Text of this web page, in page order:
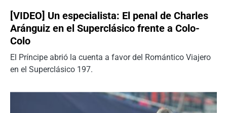
[VIDEO] Un especialista: El penal de Charles
Aránguiz en el Superclásico frente a Colo-
Colo
El Príncipe abrió la cuenta a favor del Romántico Viajero
en el Superclásico 197.